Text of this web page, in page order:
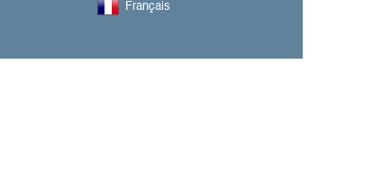
Français